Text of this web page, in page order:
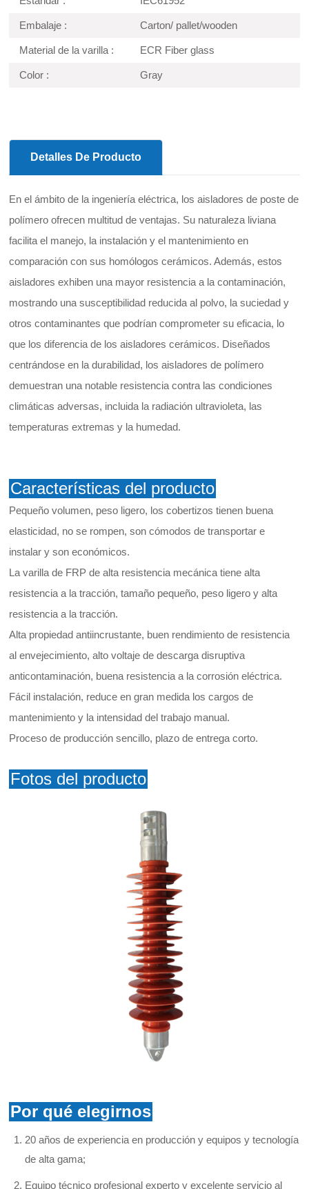
Embalaje : Carton/ pallet/wooden
Material de la varilla : ECR Fiber glass
Color : Gray
Detalles De Producto
En el ámbito de la ingeniería eléctrica, los aisladores de poste de
polímero ofrecen multitud de ventajas. Su naturaleza liviana
facilita el manejo, la instalación y el mantenimiento en
comparación con sus homólogos cerámicos. Además, estos
aisladores exhiben una mayor resistencia a la contaminación,
mostrando una susceptibilidad reducida al polvo, la suciedad y
otros contaminantes que podrían comprometer su eficacia, lo
que los diferencia de los aisladores cerámicos. Diseñados
centrándose en la durabilidad, los aisladores de polímero
demuestran una notable resistencia contra las condiciones
climáticas adversas, incluida la radiación ultravioleta, las
temperaturas extremas y la humedad.
Características del producto
Pequeño volumen, peso ligero, los cobertizos tienen buena
elasticidad, no se rompen, son cómodos de transportar e
instalar y son económicos.
La varilla de FRP de alta resistencia mecánica tiene alta
resistencia a la tracción, tamaño pequeño, peso ligero y alta
resistencia a la tracción.
Alta propiedad antiincrustante, buen rendimiento de resistencia
al envejecimiento, alto voltaje de descarga disruptiva
anticontaminación, buena resistencia a la corrosión eléctrica.
Fácil instalación, reduce en gran medida los cargos de
mantenimiento y la intensidad del trabajo manual.
Proceso de producción sencillo, plazo de entrega corto.
Fotos del producto
Por qué elegirnos
20 años de experiencia en producción y equipos y tecnología
de alta gama;
Equipo técnico profesional experto y excelente servicio al